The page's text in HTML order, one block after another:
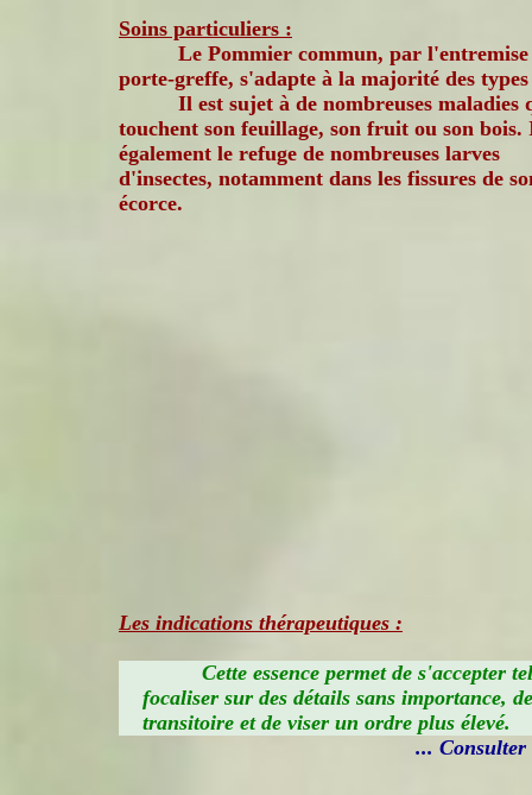
Soins particuliers :
Le Pommier commun, par l'entremise
porte-greffe, s'adapte à la majorité des types
Il est sujet à de nombreuses maladies
touchent son feuillage, son fruit ou son bois.
également le refuge de nombreuses larves
d'insectes, notamment dans les fissures de
écorce.
Les indications thérapeutiques :
Cette essence permet de s'accepter
focaliser sur des détails sans importance,
transitoire et de viser un ordre plus élevé.
...